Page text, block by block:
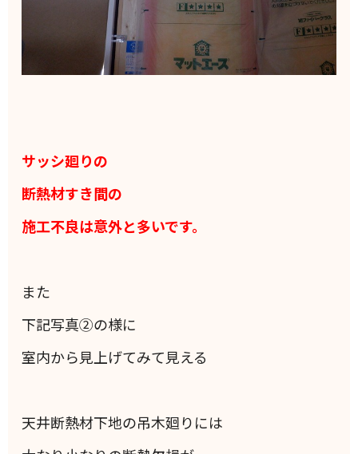
サッシ廻りの
断熱材すき間の
施工不良は意外と多いです。
また
下記写真②の様に
室内から見上げてみて見える
天井断熱材下地の吊木廻りには